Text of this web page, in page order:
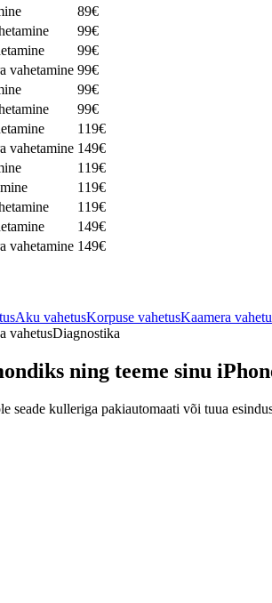
89€
99€
99€
vahetamine 99€
99€
99€
119€
vahetamine 149€
119€
119€
119€
149€
vahetamine 149€
Aku vahetusKorpuse vahetusKaamera
vahetusDiagnostika
ning teeme sinu
seade kulleriga pakiautomaati või tuua